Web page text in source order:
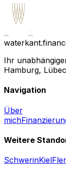
Ihr
Hamburg,
Navigation
Über
mich
Weitere
SchwerinKiel